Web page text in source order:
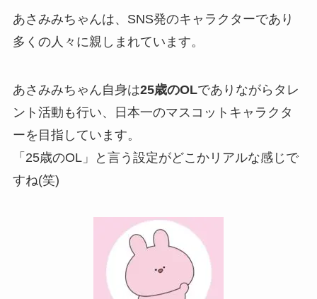
あさみみちゃんは、SNS発のキャラクターであり
多くの人々に親しまれています。
あさみみちゃん自身は25歳のOLでありながらタレ
ント活動も行い、日本一のマスコットキャラクタ
ーを目指しています。
「25歳のOL」と言う設定がどこかリアルな感じで
すね(笑)